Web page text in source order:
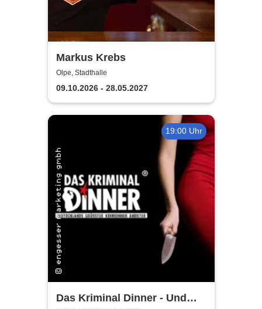
Markus Krebs
Olpe, Stadthalle
09.10.2026 - 28.05.2027
19:00 Uhr
Das Kriminal Dinner - Und